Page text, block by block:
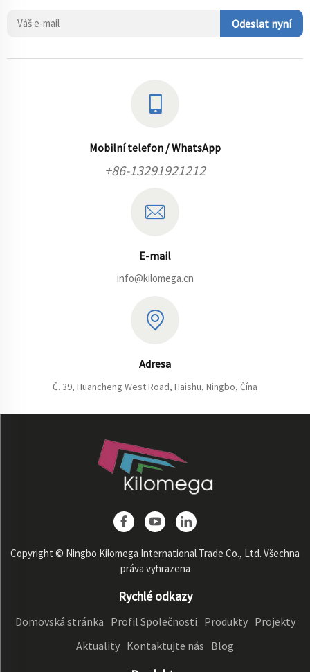
Odeslat nyní
Mobilní telefon / WhatsApp
+86-13291921212
E-mail
info@kilomega.cn
Adresa
Č. 39, Huancheng West Road, Haishu, Ningbo, Čína
Copyright © Ningbo Kilomega International Trade Co., Ltd. Všechna
práva vyhrazena
Rychlé odkazy
Domovská stránka Profil Společnosti Produkty Projekty
Aktuality Kontaktujte nás Blog